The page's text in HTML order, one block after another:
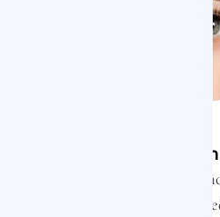
Una vez definido el
tópica para que el